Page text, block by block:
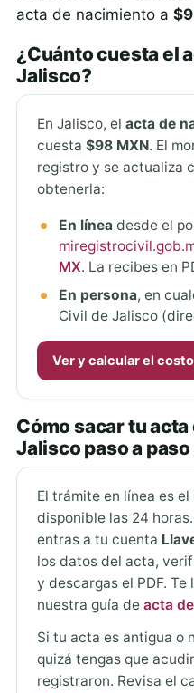
acta de nacimiento a
¿Cuánto cuesta el
Jalisco?
En Jalisco, el acta de
cuesta $98 MXN. El
registro y se actualiza
obtenerla:
En línea desde el
MX. La recibes en
En persona, en
Civil de Jalisco
Ver y calcular el
Cómo sacar tu
Jalisco paso a paso
El trámite en línea es
disponible las 24
entras a tu cuenta
los datos del acta,
y descargas el PDF.
nuestra guía de acta
Si tu acta es antigua o
quizá tengas que
registraron. Revisa el